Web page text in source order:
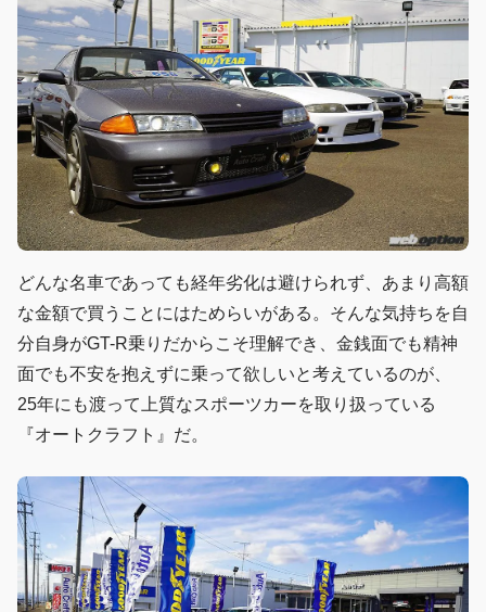
どんな名車であっても経年劣化は避けられず、あまり高額
な金額で買うことにはためらいがある。そんな気持ちを自
分自身がGT-R乗りだからこそ理解でき、金銭面でも精神
面でも不安を抱えずに乗って欲しいと考えているのが、
25年にも渡って上質なスポーツカーを取り扱っている
『オートクラフト』だ。